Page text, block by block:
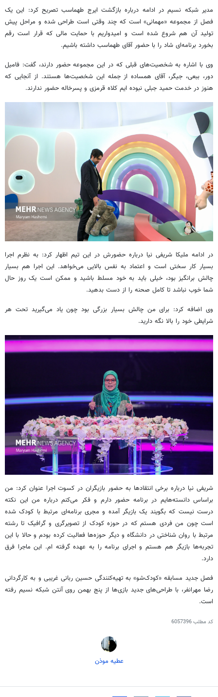
مدیر شبکه نسیم در ادامه درباره بازگشت ایرج طهماسب تصریح کرد: این یک
فصل از مجموعه «مهمانی» است که چند وقتی است طراحی شده و مراحل پیش
تولید آن هم شروع شده است و امیدواریم با حمایت مالی که قرار است رقم
بخورد برنامه‌ای شاد را با حضور آقای طهماسب داشته باشیم.
وی با اشاره به شخصیت‌های قبلی که در این مجموعه حضور دارند، گفت: فامیل
دور، ببعی، جیگر، آقای همساده از جمله این شخصیت‌ها هستند. از آنجایی که
هنوز در خدمت حمید جبلی نبوده ایم کلاه قرمزی و پسرخاله حضور ندارند.
در ادامه ملیکا شریفی نیا درباره حضورش در این تیم اظهار کرد: به نظرم اجرا
بسیار کار سختی است و اعتماد به نفس بالایی می‌خواهد. این اجرا هم بسیار
چالش برانگیز بود، خیلی باید به خود مسلط باشید و ممکن است یک روز حال
شما خوب نباشد تا کامل صحنه را از دست بدهید.
وی اضافه کرد: برای من چالش بسیار بزرگی بود چون یاد می‌گیرید تحت هر
شرایطی خود را بالا نگه دارید.
شریفی نیا درباره برخی انتقادها به حضور بازیگران در کسوت اجرا عنوان کرد: من
براساس دانسته‌هایم در برنامه حضور دارم و فکر می‌کنم درباره من این نکته
درست نیست که بگویند یک بازیگر آمده و مجری برنامه‌ای مرتبط با کودک شده
است چون من فردی هستم که در حوزه کودک از تصویرگری و گرافیک تا رشته
مرتبط با روان شناختی در دانشگاه و دیگر حوزه‌ها فعالیت کرده بودم و حالا با این
تجربه‌ها بازیگر هم هستم و اجرای برنامه را به عهده گرفته ام. این ماجرا فرق
دارد.
فصل جدید مسابقه «کودک‌شو» به تهیه‌کنندگی حسین ربانی غریبی و به کارگردانی
رضا مهرانفر، با طراحی‌های جدید بازی‌ها از پنج بهمن روی آنتن شبکه نسیم رفته
است.
کد مطلب6057396
عطیه موذن